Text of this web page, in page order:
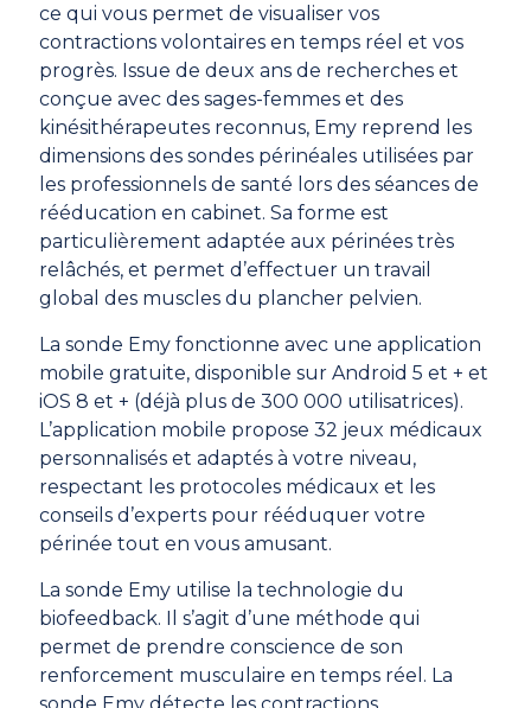
ce qui vous permet de visualiser vos
contractions volontaires en temps réel et vos
progrès. Issue de deux ans de recherches et
conçue avec des sages-femmes et des
kinésithérapeutes reconnus, Emy reprend les
dimensions des sondes périnéales utilisées par
les professionnels de santé lors des séances de
rééducation en cabinet. Sa forme est
particulièrement adaptée aux périnées très
relâchés, et permet d’effectuer un travail
global des muscles du plancher pelvien.
La sonde Emy fonctionne avec une application
mobile gratuite, disponible sur Android 5 et + et
iOS 8 et + (déjà plus de 300 000 utilisatrices).
L’application mobile propose 32 jeux médicaux
personnalisés et adaptés à votre niveau,
respectant les protocoles médicaux et les
conseils d’experts pour rééduquer votre
périnée tout en vous amusant.
La sonde Emy utilise la technologie du
biofeedback. Il s’agit d’une méthode qui
permet de prendre conscience de son
renforcement musculaire en temps réel. La